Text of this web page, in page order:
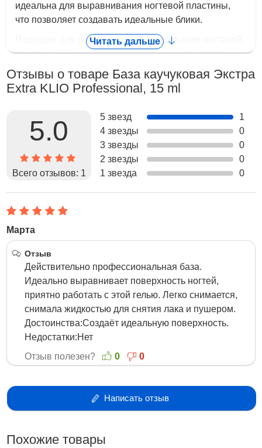
идеальна для выравнивания ногтевой пластины,
что позволяет создавать идеальные блики.
Подходит для ремонтов и донаращивания ногтевой
пластины. Базу можно использовать для крепления
страз, в том числе очень крупных. База
растворимая.
Читать дальше
Отзывы о товаре База каучуковая Экстра
Extra KLIO Professional, 15 ml
5.0
Всего отзывов: 1
5 звезд
1
4 звезды
0
3 звезды
0
2 звезды
0
1 звезда
0
Марта
Отзыв
Действительно профессиональная база.
Идеально выравнивает поверхность ногтей,
приятно работать с этой гелью. Легко снимается,
снимала жидкостью для снятия лака и пушером.
Достоинства:Создаёт идеальную поверхность.
Недостатки:Нет
Отзыв полезен?
0 0
Написать отзыв
Похожие товары